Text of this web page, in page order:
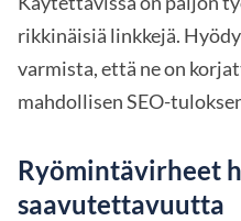
rikkinäisiä linkkejä.
varmista, että ne on
mahdollisen SEO-
Ryömintävirheet
saavutettavuutta